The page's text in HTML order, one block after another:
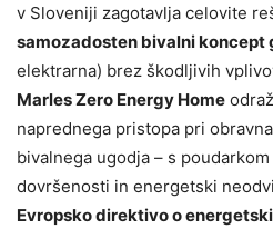
v Sloveniji zagotavlja celovite
samozadosten bivalni koncept
elektrarna) brez škodljivih
Marles Zero Energy Home
naprednega pristopa pri
bivalnega ugodja – s
dovršenosti in energetski
Evropsko direktivo o